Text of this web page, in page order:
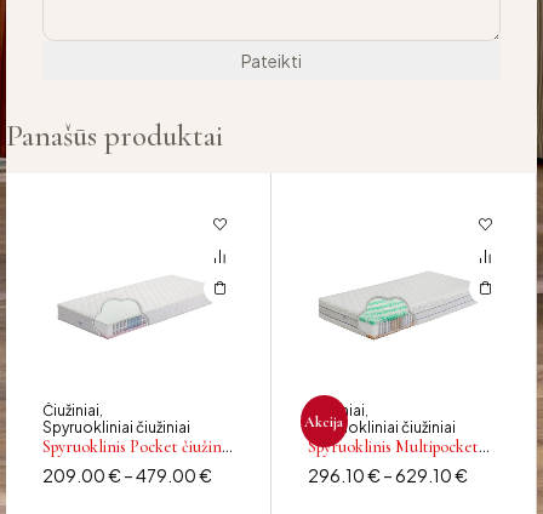
Panašūs produktai
Čiužiniai
Spyruokliniai čiužiniai
Spyruoklinis Pocket čiužinys
SALVĖ
209.00€ –479.00€
Akcija
Čiužiniai
Spyruokliniai čiužiniai
Spyruoklinis Multipocket
čiužinys FLAMINGO
296.10€ –629.10€